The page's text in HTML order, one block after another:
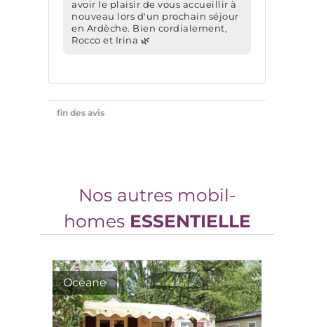
Nos autres mobil-
homes ESSENTIELLE
Océane